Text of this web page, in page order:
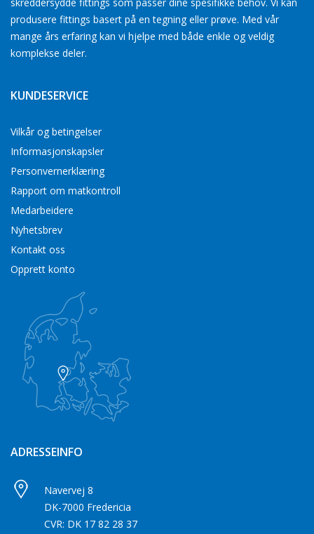
produsere fittings basert på en tegning eller prøve. Med vår
mange års erfaring kan vi hjelpe med både enkle og veldig
komplekse deler.
KUNDESERVICE
Vilkår og betingelser
Informasjonskapsler
Personvernerklæring
Rapport om matkontroll
Medarbeidere
Nyhetsbrev
Kontakt oss
Opprett konto
ADRESSEINFO
Navervej 8
DK-7000 Fredericia
CVR: DK 17 82 28 37